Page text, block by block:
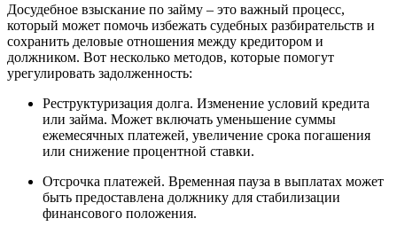
Досудебное взыскание по займу – это важный процесс,
который может помочь избежать судебных разбирательств и
сохранить деловые отношения между кредитором и
должником. Вот несколько методов, которые помогут
урегулировать задолженность:
Реструктуризация долга. Изменение условий кредита
или займа. Может включать уменьшение суммы
ежемесячных платежей, увеличение срока погашения
или снижение процентной ставки.
Отсрочка платежей. Временная пауза в выплатах может
быть предоставлена должнику для стабилизации
финансового положения.